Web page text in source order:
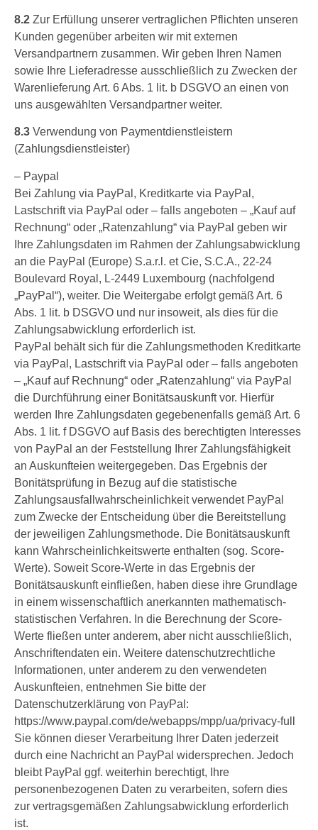
8.2 Zur Erfüllung unserer vertraglichen Pflichten unseren
Kunden gegenüber arbeiten wir mit externen
Versandpartnern zusammen. Wir geben Ihren Namen
sowie Ihre Lieferadresse ausschließlich zu Zwecken der
Warenlieferung Art. 6 Abs. 1 lit. b DSGVO an einen von
uns ausgewählten Versandpartner weiter.
8.3 Verwendung von Paymentdienstleistern
(Zahlungsdienstleister)
– Paypal
Bei Zahlung via PayPal, Kreditkarte via PayPal,
Lastschrift via PayPal oder – falls angeboten – „Kauf auf
Rechnung“ oder „Ratenzahlung“ via PayPal geben wir
Ihre Zahlungsdaten im Rahmen der Zahlungsabwicklung
an die PayPal (Europe) S.a.r.l. et Cie, S.C.A., 22-24
Boulevard Royal, L-2449 Luxembourg (nachfolgend
„PayPal“), weiter. Die Weitergabe erfolgt gemäß Art. 6
Abs. 1 lit. b DSGVO und nur insoweit, als dies für die
Zahlungsabwicklung erforderlich ist.
PayPal behält sich für die Zahlungsmethoden Kreditkarte
via PayPal, Lastschrift via PayPal oder – falls angeboten
– „Kauf auf Rechnung“ oder „Ratenzahlung“ via PayPal
die Durchführung einer Bonitätsauskunft vor. Hierfür
werden Ihre Zahlungsdaten gegebenenfalls gemäß Art. 6
Abs. 1 lit. f DSGVO auf Basis des berechtigten Interesses
von PayPal an der Feststellung Ihrer Zahlungsfähigkeit
an Auskunfteien weitergegeben. Das Ergebnis der
Bonitätsprüfung in Bezug auf die statistische
Zahlungsausfallwahrscheinlichkeit verwendet PayPal
zum Zwecke der Entscheidung über die Bereitstellung
der jeweiligen Zahlungsmethode. Die Bonitätsauskunft
kann Wahrscheinlichkeitswerte enthalten (sog. Score-
Werte). Soweit Score-Werte in das Ergebnis der
Bonitätsauskunft einfließen, haben diese ihre Grundlage
in einem wissenschaftlich anerkannten mathematisch-
statistischen Verfahren. In die Berechnung der Score-
Werte fließen unter anderem, aber nicht ausschließlich,
Anschriftendaten ein. Weitere datenschutzrechtliche
Informationen, unter anderem zu den verwendeten
Auskunfteien, entnehmen Sie bitte der
Datenschutzerklärung von PayPal:
https://www.paypal.com/de/webapps/mpp/ua/privacy-full
Sie können dieser Verarbeitung Ihrer Daten jederzeit
durch eine Nachricht an PayPal widersprechen. Jedoch
bleibt PayPal ggf. weiterhin berechtigt, Ihre
personenbezogenen Daten zu verarbeiten, sofern dies
zur vertragsgemäßen Zahlungsabwicklung erforderlich
ist.